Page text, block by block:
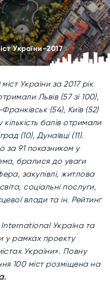
України-2017
України за 2017 рік
Львів (57 зі 100),
(54), Київ (52)
балів отримали
(10), Дунаївці (11).
за 91 показником у
бралися до уваги
закупівлі, житлова
соціальні послуги,
влади та ін. Рейтинг
International Україна та
у рамках проекту
України». Повну
100 міст розміщена на